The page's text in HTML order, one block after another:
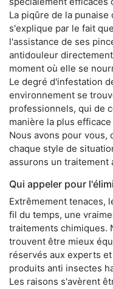
La piqûre de la
s'explique par le fait
l'assistance de ses
antidouleur
moment où elle se
Le degré d'infestation
environnement se
professionnels, qui de
manière la plus
Nous avons pour vous,
chaque style de
assurons un traitement
Qui appeler pour
Extrêmement tenaces,
fil du temps, une
traitements chimiques.
trouvent être mieux
réservés aux experts
produits anti insectes
Les raisons s'avèrent